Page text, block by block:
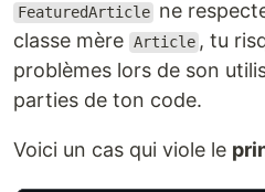
FeaturedArticle ne
classe mère Article , tu
problèmes lors de son
parties de ton code.
Voici un cas qui viole le